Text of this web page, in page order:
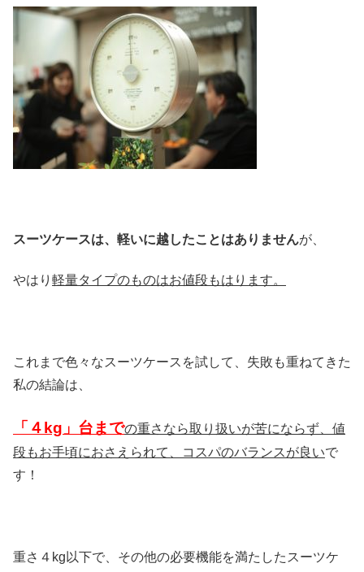
スーツケースは、軽いに越したことはありませんが、
やはり 軽量タイプのものはお値段もはります。
これまで色々なスーツケースを試して、失敗も重ねてきた
私の結論は、
「４kg」台までの重さなら取り扱いが苦にならず、値
段もお手頃におさえられて、コスパのバランスが良いで
す！
重さ４kg以下で、その他の必要機能を満たしたスーツケ